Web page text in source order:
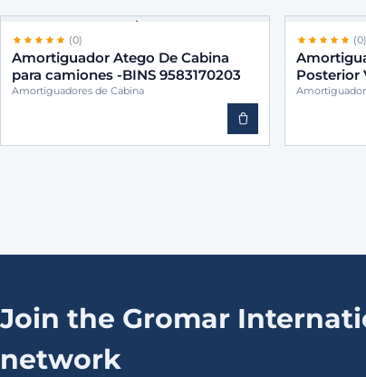
(0)
Amortiguador Atego De Cabina
para camiones -BINS 9583170203
Amortiguadores de Cabina
(0)
Posterior
camiones
Join the Gromar
network